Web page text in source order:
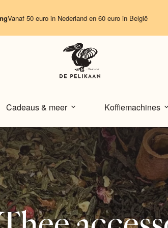
in Nederland en 60 euro in België
Cadeaus & meer Koffiemachines